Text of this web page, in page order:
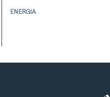
ENERGIA